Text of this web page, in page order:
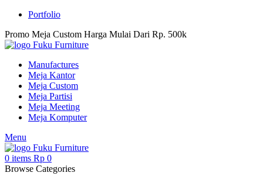
Portfolio
Promo Meja Custom Harga Mulai Dari Rp. 500k
Manufactures
Meja Kantor
Meja Custom
Meja Partisi
Meja Meeting
Meja Komputer
Menu
0 items Rp 0
Browse Categories